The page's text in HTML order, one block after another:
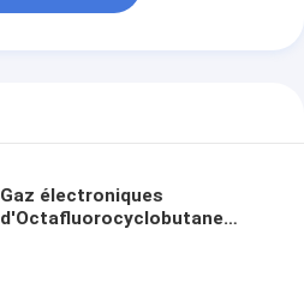
Gaz électroniques
d'Octafluorocyclobutane